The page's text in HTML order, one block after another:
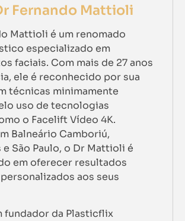
Fernando Mattioli
Mattioli é um renomado
especializado em
faciais. Com mais de 27 anos
ele é reconhecido por sua
técnicas minimamente
uso de tecnologias
o Facelift Vídeo 4K.
Balneário Camboriú,
São Paulo, o Dr Mattioli é
em oferecer resultados
aos seus
fundador da Plasticflix